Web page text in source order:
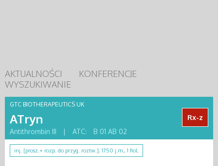
AKTUALNOŚCI
KONFERENCJE
WYSZUKIWANIE
GTC BIOTHERAPEUTICS UK
ATryn
Rx-z
Antithrombin III
| ATC: B 01 AB 02
inj. [prosz.+ rozp. do przyg. roztw.]; 1750 j.m., 1 fiol.